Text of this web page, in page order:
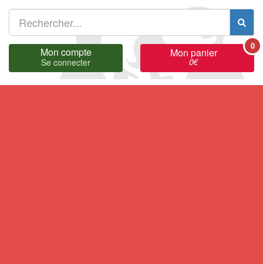
Mon compte
Se connecter
Mon panier
0€
0